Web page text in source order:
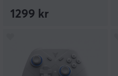
1299 kr